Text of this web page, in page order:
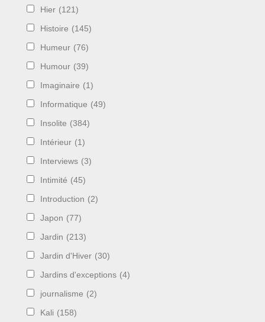
Hier (121)
Histoire (145)
Humeur (76)
Humour (39)
Imaginaire (1)
Informatique (49)
Insolite (384)
Intérieur (1)
Interviews (3)
Intimité (45)
Introduction (2)
Japon (77)
Jardin (213)
Jardin d'Hiver (30)
Jardins d'exceptions (4)
journalisme (2)
Kali (158)